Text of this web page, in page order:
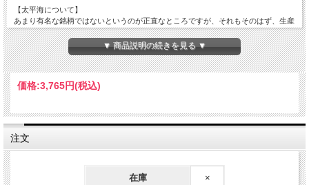
【太平海について】
あまり有名な銘柄ではないというのが正直なところですが、それもそのはず、生産
量が非常に小さい蔵元のお酒であり、しかも季節限定品だけが「太平海」になるか
らです。毎年季節になると、新酒の無加圧から出荷が始まります。そのどれもが絶
品の一言。小仕込みだからこそすみずみまで管理されて造られるお酒は、雑味が無
く、旨味と果実味に溢れ非常にジューシーな酒質に仕上がります。飲んだことがな
酸度…
アミノ酸度…
▼ 商品説明の続きを見る ▼
価格:3,765円(税込)
注文
在庫 ×